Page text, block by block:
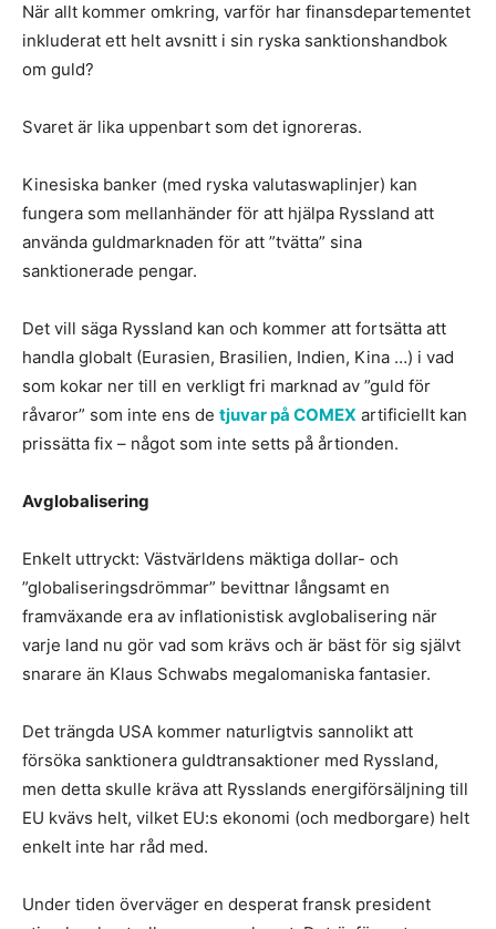
När allt kommer omkring, varför har finansdepartementet
inkluderat ett helt avsnitt i sin ryska sanktionshandbok
om guld?
Svaret är lika uppenbart som det ignoreras.
Kinesiska banker (med ryska valutaswaplinjer) kan
fungera som mellanhänder för att hjälpa Ryssland att
använda guldmarknaden för att ”tvätta” sina
sanktionerade pengar.
Det vill säga Ryssland kan och kommer att fortsätta att
handla globalt (Eurasien, Brasilien, Indien, Kina …) i vad
som kokar ner till en verkligt fri marknad av ”guld för
råvaror” som inte ens de tjuvar på COMEX artificiellt kan
prissätta fix – något som inte setts på årtionden.
Avglobalisering
Enkelt uttryckt: Västvärldens mäktiga dollar- och
”globaliseringsdrömmar” bevittnar långsamt en
framväxande era av inflationistisk avglobalisering när
varje land nu gör vad som krävs och är bäst för sig självt
snarare än Klaus Schwabs megalomaniska fantasier.
Det trängda USA kommer naturligtvis sannolikt att
försöka sanktionera guldtransaktioner med Ryssland,
men detta skulle kräva att Rysslands energiförsäljning till
EU kvävs helt, vilket EU:s ekonomi (och medborgare) helt
enkelt inte har råd med.
Under tiden överväger en desperat fransk president